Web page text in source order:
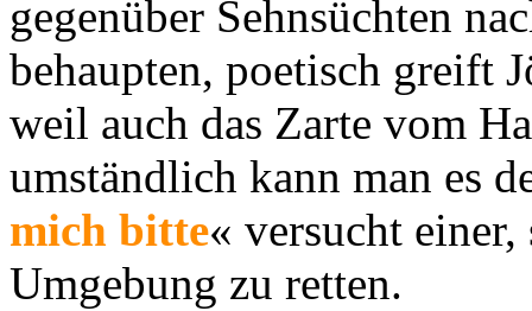
gegenüber Sehnsüchten
behaupten, poetisch greift
weil auch das Zarte vom
umständlich kann man es
mich bitte« versucht
Umgebung zu retten.